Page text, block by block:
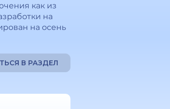
как из
на
на осень
В РАЗДЕЛ